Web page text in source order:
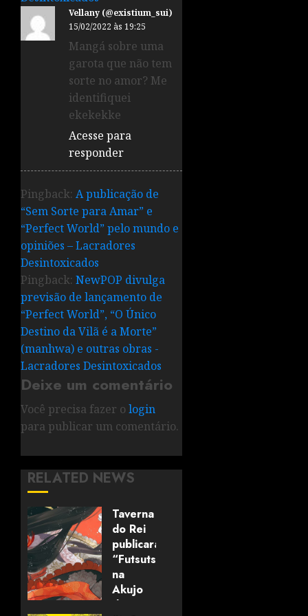
Vellany (@existium_sui)
15/02/2022 às 19:25
Mangá sobre uma
garota que não tem
sorte no amor? Me
identifiquei
ekekekke
Acesse para
responder
Pingback: A publicação de
“Sem Sorte para Amar” e
“Perfect World” pelo mundo e
opiniões – Lacradores
Desintoxicados
Pingback: NewPOP divulga
previsão de lançamento de
“Perfect World”, “O Único
Destino da Vilã é a Morte”
(manhwa) e outras obras -
Lacradores Desintoxicados
Deixe um comentário
Você precisa fazer o login
para publicar um comentário.
RELATED NEWS
Taverna
do Rei
publicará
“Futsutsuka
na
Akujo
dewa